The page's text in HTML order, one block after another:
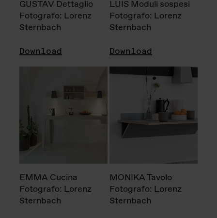
GUSTAV Dettaglio
Fotografo: Lorenz
Sternbach
Download
LUIS Moduli sospesi
Fotografo: Lorenz
Sternbach
Download
EMMA Cucina
Fotografo: Lorenz
Sternbach
MONIKA Tavolo
Fotografo: Lorenz
Sternbach